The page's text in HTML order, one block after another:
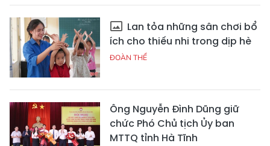
Lan tỏa những sân chơi bổ
ích cho thiếu nhi trong dịp hè
ĐOÀN THỂ
Ông Nguyễn Đình Dũng giữ
chức Phó Chủ tịch Ủy ban
MTTQ tỉnh Hà Tĩnh